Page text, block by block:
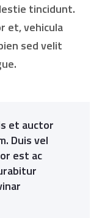
tincidunt.
et, vehicula
sed velit
et auctor
Duis vel
est ac